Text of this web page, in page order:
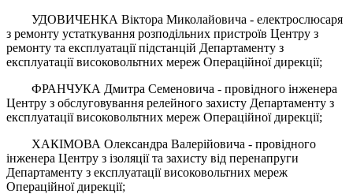
УДОВИЧЕНКА Віктора Миколайовича - електрослюсаря
з ремонту устаткування розподільних пристроїв Центру з
ремонту та експлуатації підстанцій Департаменту з
експлуатації високовольтних мереж Операційної дирекції;
ФРАНЧУКА Дмитра Семеновича - провідного інженера
Центру з обслуговування релейного захисту Департаменту з
експлуатації високовольтних мереж Операційної дирекції;
ХАКІМОВА Олександра Валерійовича - провідного
інженера Центру з ізоляції та захисту від перенапруги
Департаменту з експлуатації високовольтних мереж
Операційної дирекції;